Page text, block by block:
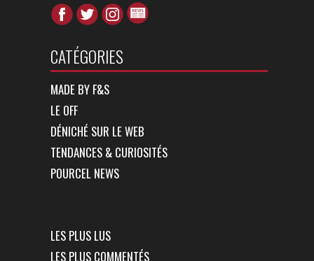
CATÉGORIES
MADE BY F&S
LE OFF
DÉNICHÉ SUR LE WEB
TENDANCES & CURIOSITÉS
POURCEL NEWS
LES PLUS LUS
LES PLUS COMMENTÉS